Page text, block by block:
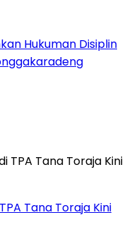
Hukuman Disiplin
Tana Toraja Kini